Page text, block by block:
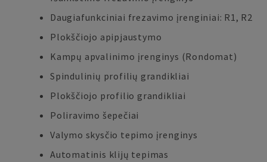
Daugiafunkciniai frezavimo įrenginiai: R1, R2
Plokščiojo apipjaustymo
Kampų apvalinimo įrenginys (Rondomat)
Spindulinių profilių grandikliai
Plokščiojo profilio grandikliai
Poliravimo šepečiai
Valymo skysčio tepimo įrenginys
Automatinis klijų tepimas